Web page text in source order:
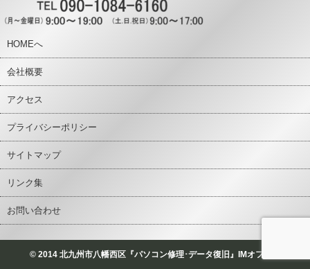
HOMEへ
会社概要
アクセス
プライバシーポリシー
サイトマップ
リンク集
お問い合わせ
© 2014 北九州市八幡西区『パソコン修理･データ復旧』IMオフィス